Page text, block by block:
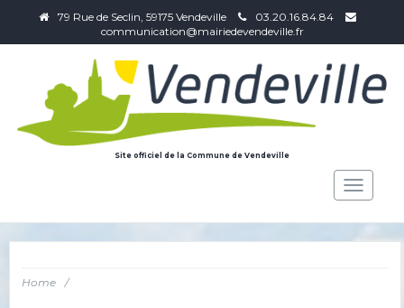
79 Rue de Seclin, 59175 Vendeville
03.20.16.84.84
communication@mairiedevendeville.fr
Site officiel de la Commune de Vendeville
Toggle
Home /